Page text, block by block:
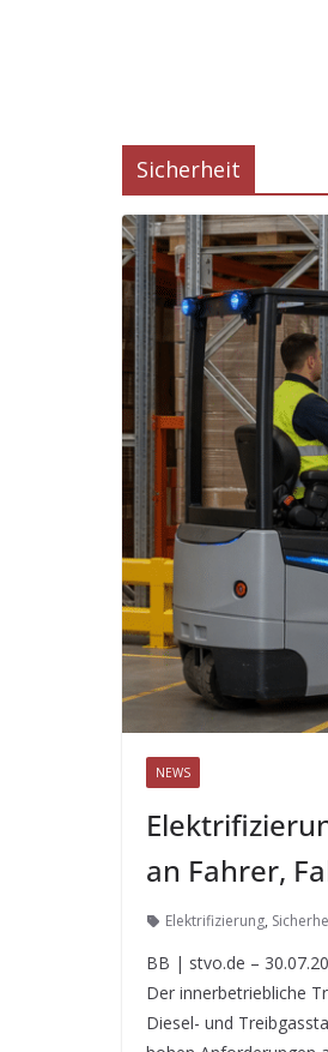
Sicherheit
NEWS
an Fahrer,
Elektrifizierung,
BB | stvo.de –
Der innerbetriebliche
Diesel- und